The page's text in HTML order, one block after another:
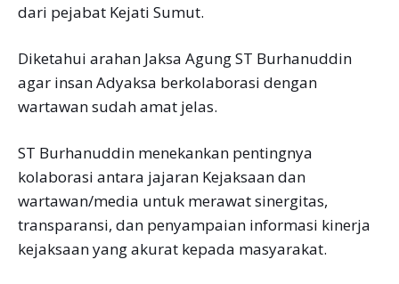
dari pejabat Kejati Sumut.
Diketahui arahan Jaksa Agung ST Burhanuddin
agar insan Adyaksa berkolaborasi dengan
wartawan sudah amat jelas.
ST Burhanuddin menekankan pentingnya
kolaborasi antara jajaran Kejaksaan dan
wartawan/media untuk merawat sinergitas,
transparansi, dan penyampaian informasi kinerja
kejaksaan yang akurat kepada masyarakat.